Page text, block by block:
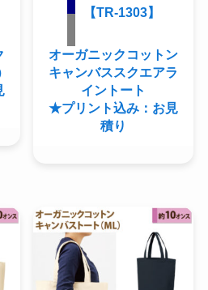
【TR-1303】
オーガニックコットン
キャンバススクエアラ
イントート
★プリント込み：お見
積り